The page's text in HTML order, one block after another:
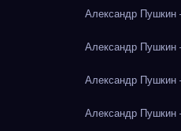
Александр Пушкин
Александр Пушкин
Александр Пушкин
Александр Пушкин